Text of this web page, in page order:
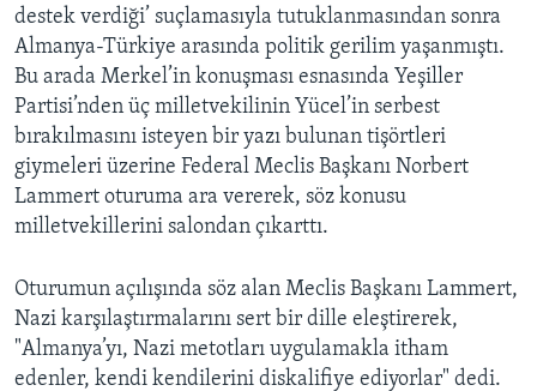
destek verdiği’ suçlamasıyla tutuklanmasından sonra
Almanya-Türkiye arasında politik gerilim yaşanmıştı.
Bu arada Merkel’in konuşması esnasında Yeşiller
Partisi’nden üç milletvekilinin Yücel’in serbest
bırakılmasını isteyen bir yazı bulunan tişörtleri
giymeleri üzerine Federal Meclis Başkanı Norbert
Lammert oturuma ara vererek, söz konusu
milletvekillerini salondan çıkarttı.
Oturumun açılışında söz alan Meclis Başkanı Lammert,
Nazi karşılaştırmalarını sert bir dille eleştirerek,
"Almanya’yı, Nazi metotları uygulamakla itham
edenler, kendi kendilerini diskalifiye ediyorlar" dedi.